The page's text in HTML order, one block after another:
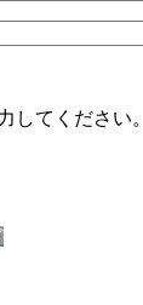
してください。